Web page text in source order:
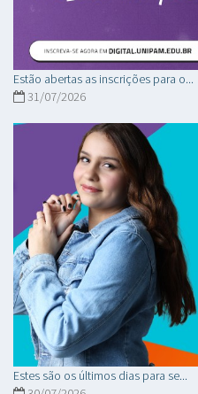
Estão abertas as inscrições para o...
31/07/2026
Estes são os últimos dias para se...